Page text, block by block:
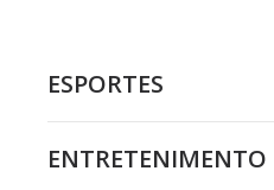
ESPORTES
ENTRETENIMENTO